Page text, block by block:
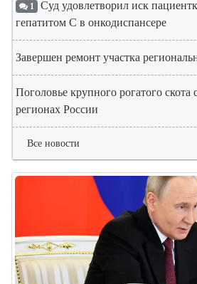
1 Суд удовлетворил иск
гепатитом С в онкодиспансере
Завершен ремонт участка
Поголовье крупного рогатого скота
регионах России
Все новости